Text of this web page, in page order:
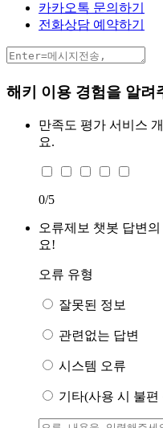
카카오톡 문의하기
전화상담 예약하기
해키 이용 경험을 알려
만족도 평가 서비스
요.
0/5
오류제보 챗봇 답변
요!
오류 유형
잘못된 정보
관련없는 답변
시스템 오류
기타(사용 시 불편